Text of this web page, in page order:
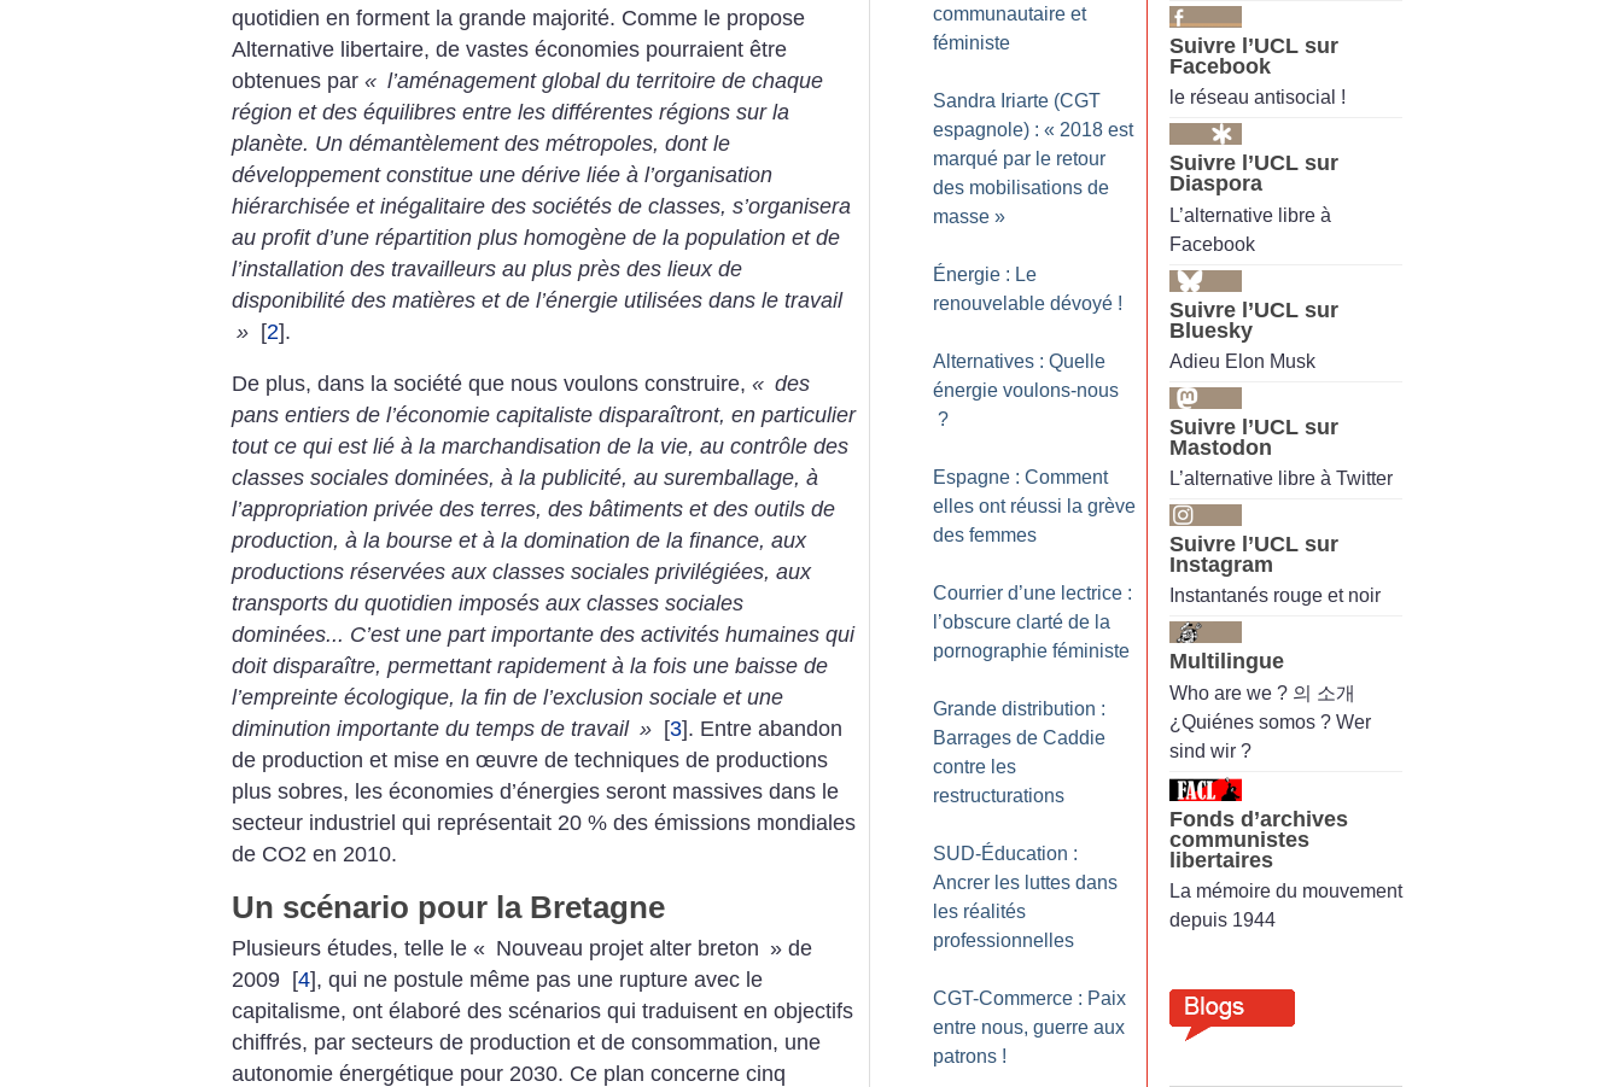
quotidien en forment la grande majorité. Comme le propose
Alternative libertaire, de vastes économies pourraient être
obtenues par « l’aménagement global du territoire de chaque
région et des équilibres entre les différentes régions sur la
planète. Un démantèlement des métropoles, dont le
développement constitue une dérive liée à l’organisation
hiérarchisée et inégalitaire des sociétés de classes, s’organisera
au profit d’une répartition plus homogène de la population et de
l’installation des travailleurs au plus près des lieux de
disponibilité des matières et de l’énergie utilisées dans le travail
» [2].
De plus, dans la société que nous voulons construire, « des
pans entiers de l’économie capitaliste disparaîtront, en particulier
tout ce qui est lié à la marchandisation de la vie, au contrôle des
classes sociales dominées, à la publicité, au suremballage, à
l’appropriation privée des terres, des bâtiments et des outils de
production, à la bourse et à la domination de la finance, aux
productions réservées aux classes sociales privilégiées, aux
transports du quotidien imposés aux classes sociales
dominées... C’est une part importante des activités humaines qui
doit disparaître, permettant rapidement à la fois une baisse de
l’empreinte écologique, la fin de l’exclusion sociale et une
diminution importante du temps de travail » [3]. Entre abandon
de production et mise en œuvre de techniques de productions
plus sobres, les économies d’énergies seront massives dans le
secteur industriel qui représentait 20 % des émissions mondiales
de CO2 en 2010.
Un scénario pour la Bretagne
Plusieurs études, telle le « Nouveau projet alter breton » de
2009 [4], qui ne postule même pas une rupture avec le
capitalisme, ont élaboré des scénarios qui traduisent en objectifs
chiffrés, par secteurs de production et de consommation, une
autonomie énergétique pour 2030. Ce plan concerne cinq
communautaire et
féministe
Sandra Iriarte (CGT
espagnole) : « 2018 est
marqué par le retour
des mobilisations de
masse »
Énergie : Le
renouvelable dévoyé !
Alternatives : Quelle
énergie voulons-nous
?
Espagne : Comment
elles ont réussi la grève
des femmes
Courrier d’une lectrice :
l’obscure clarté de la
pornographie féministe
Grande distribution :
Barrages de Caddie
contre les
restructurations
SUD-Éducation :
Ancrer les luttes dans
les réalités
professionnelles
CGT-Commerce : Paix
entre nous, guerre aux
patrons !
Suivre l’UCL sur
Facebook
le réseau antisocial !
Suivre l’UCL sur
Diaspora
L’alternative libre à
Facebook
Suivre l’UCL sur
Bluesky
Adieu Elon Musk
Suivre l’UCL sur
Mastodon
L’alternative libre à Twitter
Suivre l’UCL sur
Instagram
Instantanés rouge et noir
Multilingue
Who are we ? 의 소개
¿Quiénes somos ? Wer
sind wir ?
Fonds d’archives
communistes
libertaires
La mémoire du mouvement
depuis 1944